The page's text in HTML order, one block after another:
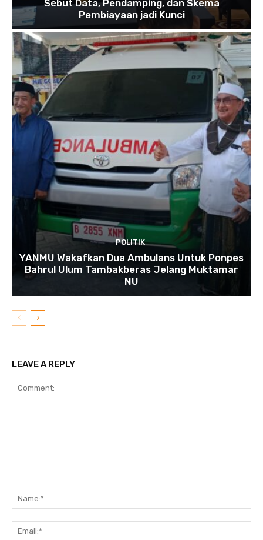
Sebut Data, Pendamping, dan Skema
Pembiayaan jadi Kunci
POLITIK
YANMU Wakafkan Dua Ambulans Untuk Ponpes
Bahrul Ulum Tambakberas Jelang Muktamar
NU
LEAVE A REPLY